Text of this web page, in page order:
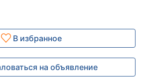
В избранное
на объявление